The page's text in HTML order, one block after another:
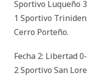
⁠Sportivo Luqueño
1 Sportivo
Cerro Porteño.
Fecha 2: Libertad
2 Sportivo San